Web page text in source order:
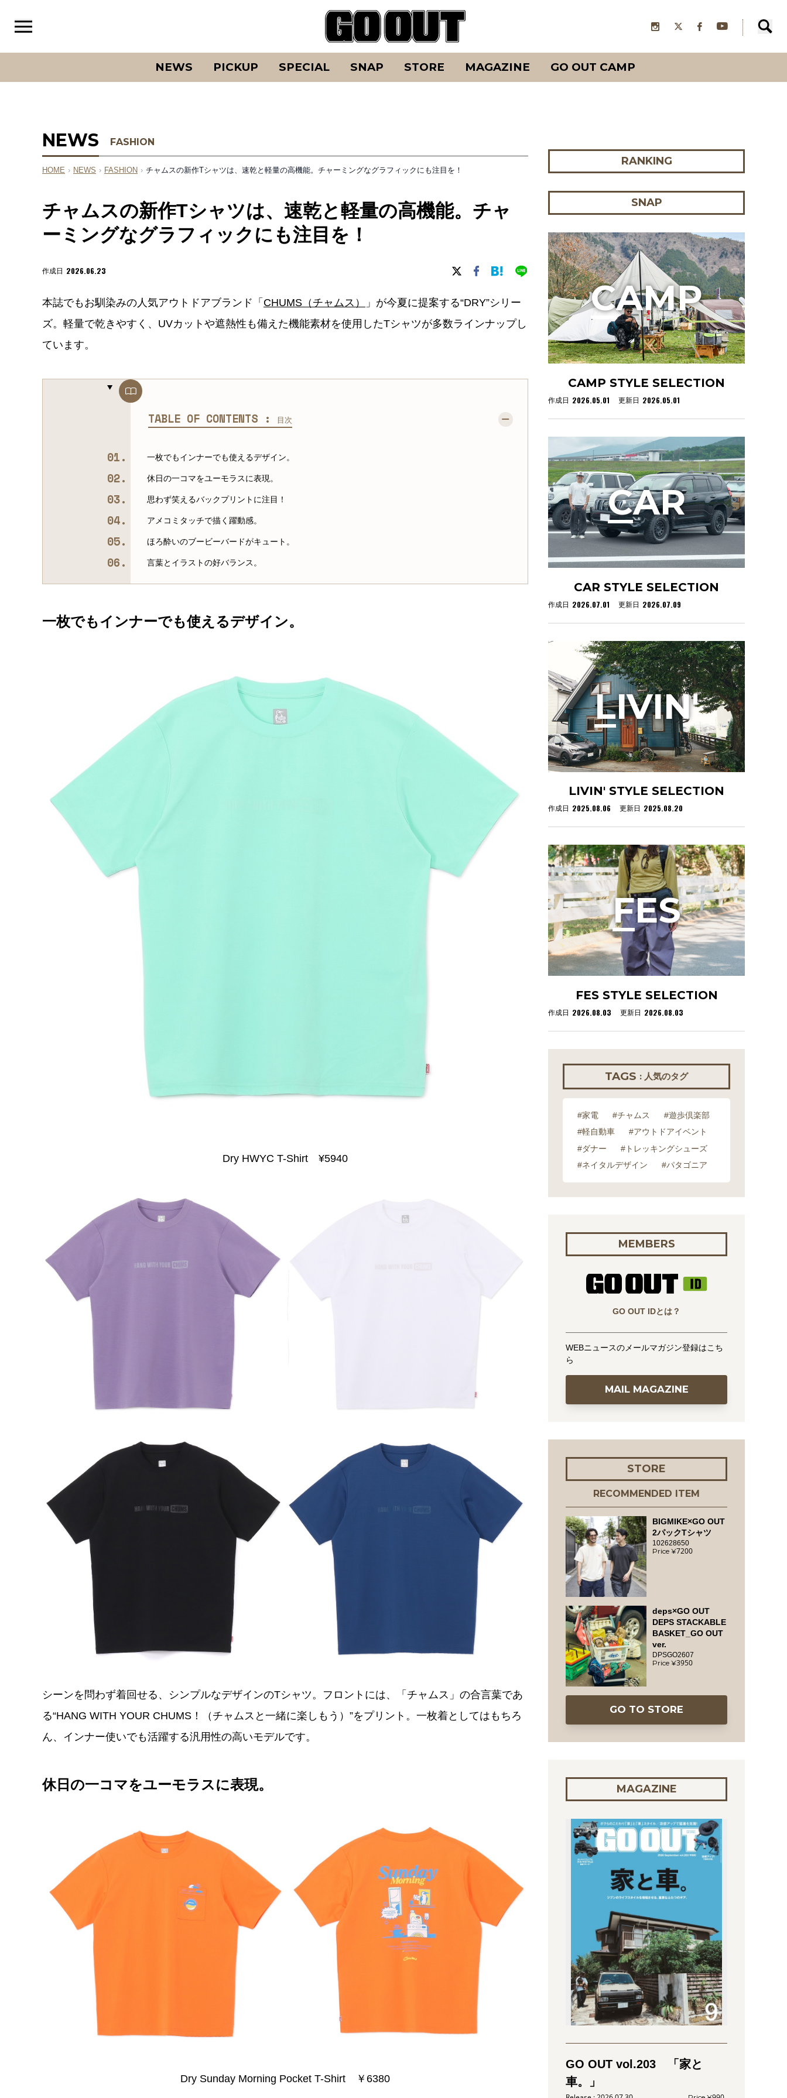
NEWS PICKUP SPECIAL SNAP STORE MAGAZINE GO OUT CAMP
NEWS FASHION
HOME › NEWS › FASHION › チャムスの新作Tシャツは、速乾と軽量の高機能。チャーミングなグラフィックにも注目を！
チャムスの新作Tシャツは、速乾と軽量の高機能。チャ
ーミングなグラフィックにも注目を！
作成日 2026.06.23
本誌でもお馴染みの人気アウトドアブランド「 CHUMS（チャムス）
」が今夏に提案する“DRY”シリー
ズ。軽量で乾きやすく、UVカットや遮熱性も備えた機能素材を使用したTシャツが多数ラインナップし
ています。
TABLE OF CONTENTS : 目次
一枚でもインナーでも使えるデザイン。
休日の一コマをユーモラスに表現。
思わず笑えるバックプリントに注目！
アメコミタッチで描く躍動感。
ほろ酔いのブービーバードがキュート。
言葉とイラストの好バランス。
一枚でもインナーでも使えるデザイン。
Dry HWYC T-Shirt ¥5940
シーンを問わず着回せる、シンプルなデザインのTシャツ。フロントには、「チャムス」の合言葉であ
る“HANG WITH YOUR CHUMS！（チャムスと一緒に楽しもう）”をプリント。一枚着としてはもちろ
ん、インナー使いでも活躍する汎用性の高いモデルです。
休日の一コマをユーモラスに表現。
Dry Sunday Morning Pocket T-Shirt ￥6380
RANKING
SNAP
CAMP STYLE SELECTION
作成日 2026.05.01 更新日 2026.05.01
CAMP
CAR STYLE SELECTION
作成日 2026.07.01 更新日 2026.07.09
CAR
LIVIN' STYLE SELECTION
作成日 2025.08.06 更新日 2025.08.20
LIVIN'
FES STYLE SELECTION
作成日 2026.08.03 更新日 2026.08.03
FES
TAGS : 人気のタグ
#家電 #チャムス
#遊歩倶楽部
#軽自動車
#アウトドアイベント
#ダナー
#トレッキングシューズ
#ネイタルデザイン
#パタゴニア
MEMBERS
GO OUT IDとは？
WEBニュースのメールマガジン登録はこち
ら
MAIL MAGAZINE
STORE
RECOMMENDED ITEM
BIGMIKE×GO OUT
2パックTシャツ
102628650
7200
deps×GO OUT
DEPS STACKABLE
BASKET_GO OUT
ver.
DPSGO2607
3950
GO TO STORE
MAGAZINE
GO OUT vol.203 「家と
車。」